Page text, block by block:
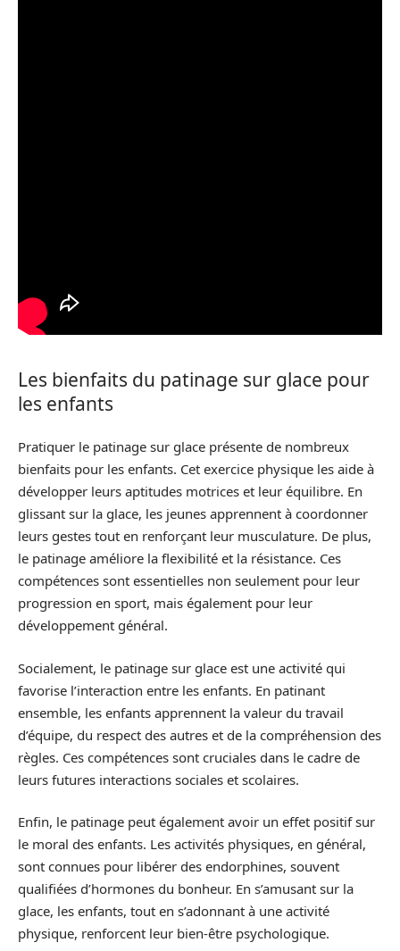
Les bienfaits du patinage sur glace pour
les enfants
Pratiquer le patinage sur glace présente de nombreux
bienfaits pour les enfants. Cet exercice physique les aide à
développer leurs aptitudes motrices et leur équilibre. En
glissant sur la glace, les jeunes apprennent à coordonner
leurs gestes tout en renforçant leur musculature. De plus,
le patinage améliore la flexibilité et la résistance. Ces
compétences sont essentielles non seulement pour leur
progression en sport, mais également pour leur
développement général.
Socialement, le patinage sur glace est une activité qui
favorise l’interaction entre les enfants. En patinant
ensemble, les enfants apprennent la valeur du travail
d’équipe, du respect des autres et de la compréhension des
règles. Ces compétences sont cruciales dans le cadre de
leurs futures interactions sociales et scolaires.
Enfin, le patinage peut également avoir un effet positif sur
le moral des enfants. Les activités physiques, en général,
sont connues pour libérer des endorphines, souvent
qualifiées d’hormones du bonheur. En s’amusant sur la
glace, les enfants, tout en s’adonnant à une activité
physique, renforcent leur bien-être psychologique.